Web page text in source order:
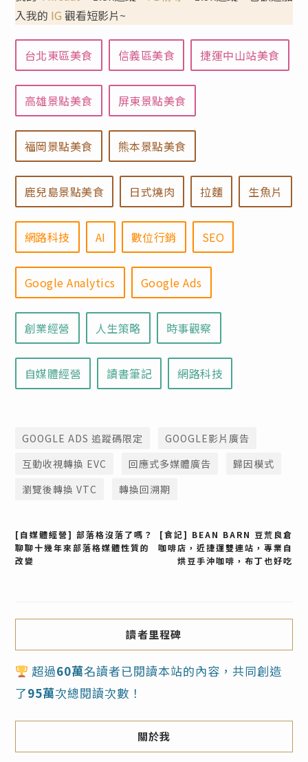
入我的 IG 觀看短影片~
台北東區美食 信義區美食 捷運中山站美食
高雄景點美食 屏東景點美食
福岡景點美食 熊本景點美食
鹿兒島景點美食 日式燒肉 拉麵 生魚片
網路科技 AI 數位行銷 SEO
Google Analytics Google Ads
創業經營 人生策略 時事觀察
自媒體經營 讀書筆記 網路科技
GOOGLE ADS 追蹤碼限定
GOOGLE影片廣告
互動收視轉換 EVC
回應式多媒體廣告
歸因模式
瀏覽後轉換 VTC
轉換回溯期
文
章
覽
[食記] BEAN BARN 豆荒良倉
咖啡店，近捷運雙連站，專業自
烘豆手沖咖啡，布丁也好吃
[自媒體經營] 部落格沒落了嗎？
聊聊十幾年來部落格媒體性質的
改變
讀者里程碑
超過60萬名讀者已閱讀本站的內容，共同創造
了95萬次總閱讀次數！
關於我